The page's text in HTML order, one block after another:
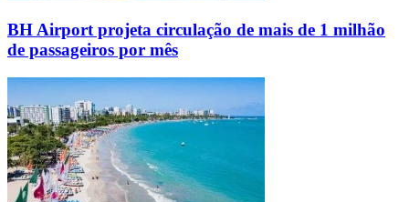
BH Airport projeta circulação de mais de 1 milhão
de passageiros por mês